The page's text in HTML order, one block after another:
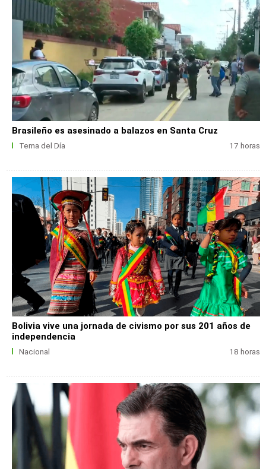
Brasileño es asesinado a balazos en Santa Cruz
Tema del Día 17 horas
Bolivia vive una jornada de civismo por sus 201 años de
independencia
Nacional 18 horas